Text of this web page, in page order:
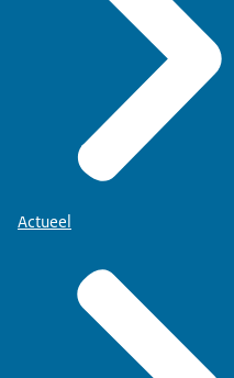
Actueel